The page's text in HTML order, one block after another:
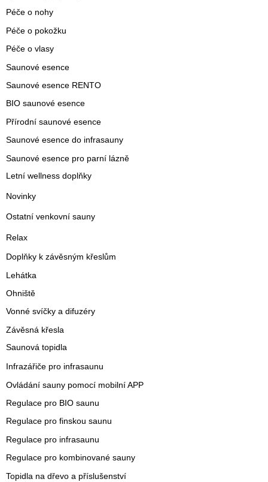
Péče o nohy
Péče o pokožku
Péče o vlasy
Saunové esence
Saunové esence RENTO
BIO saunové esence
Přírodní saunové esence
Saunové esence do infrasauny
Saunové esence pro parní lázně
Letní wellness doplňky
Novinky
Ostatní venkovní sauny
Relax
Doplňky k závěsným křeslům
Lehátka
Ohniště
Vonné svíčky a difuzéry
Závěsná křesla
Saunová topidla
Infrazářiče pro infrasaunu
Ovládání sauny pomocí mobilní APP
Regulace pro BIO saunu
Regulace pro finskou saunu
Regulace pro infrasaunu
Regulace pro kombinované sauny
Topidla na dřevo a příslušenství